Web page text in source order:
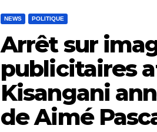
NEWS POLITIQUE
Arrêt sur
publicitaires
Kisangani
de Aimé